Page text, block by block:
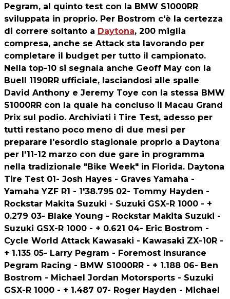
Pegram, al quinto test con la BMW S1000RR
sviluppata in proprio. Per Bostrom c'è la certezza
di correre soltanto a Daytona, 200 miglia
compresa, anche se Attack sta lavorando per
completare il budget per tutto il campionato.
Nella top-10 si segnala anche Geoff May con la
Buell 1190RR ufficiale, lasciandosi alle spalle
David Anthony e Jeremy Toye con la stessa BMW
S1000RR con la quale ha concluso il Macau Grand
Prix sul podio. Archiviati i Tire Test, adesso per
tutti restano poco meno di due mesi per
preparare l'esordio stagionale proprio a Daytona
per l'11-12 marzo con due gare in programma
nella tradizionale "Bike Week" in Florida. Daytona
Tire Test 01- Josh Hayes - Graves Yamaha -
Yamaha YZF R1 - 1'38.795 02- Tommy Hayden -
Rockstar Makita Suzuki - Suzuki GSX-R 1000 - +
0.279 03- Blake Young - Rockstar Makita Suzuki -
Suzuki GSX-R 1000 - + 0.621 04- Eric Bostrom -
Cycle World Attack Kawasaki - Kawasaki ZX-10R -
+ 1.135 05- Larry Pegram - Foremost Insurance
Pegram Racing - BMW S1000RR - + 1.188 06- Ben
Bostrom - Michael Jordan Motorsports - Suzuki
GSX-R 1000 - + 1.487 07- Roger Hayden - Michael